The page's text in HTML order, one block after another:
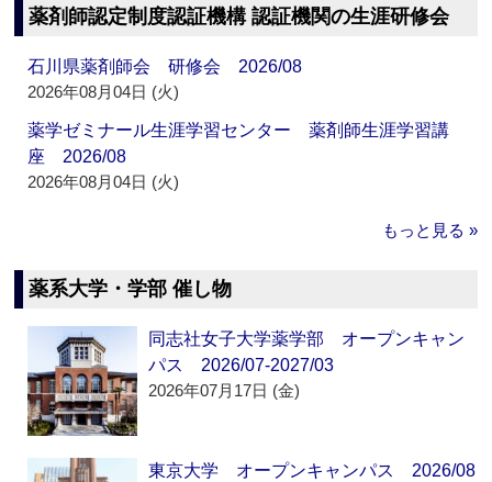
薬剤師認定制度認証機構 認証機関の生涯研修会
石川県薬剤師会 研修会 2026/08
2026年08月04日 (火)
薬学ゼミナール生涯学習センター 薬剤師生涯学習講
座 2026/08
2026年08月04日 (火)
もっと見る »
薬系大学・学部 催し物
同志社女子大学薬学部 オープンキャン
パス 2026/07-2027/03
2026年07月17日 (金)
東京大学 オープンキャンパス 2026/08